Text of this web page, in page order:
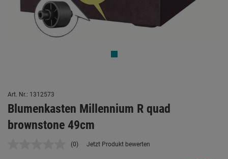
Art. Nr.: 1312573
Blumenkasten Millennium R quad
brownstone 49cm
Kein
(0) Jetzt Produkt bewerten